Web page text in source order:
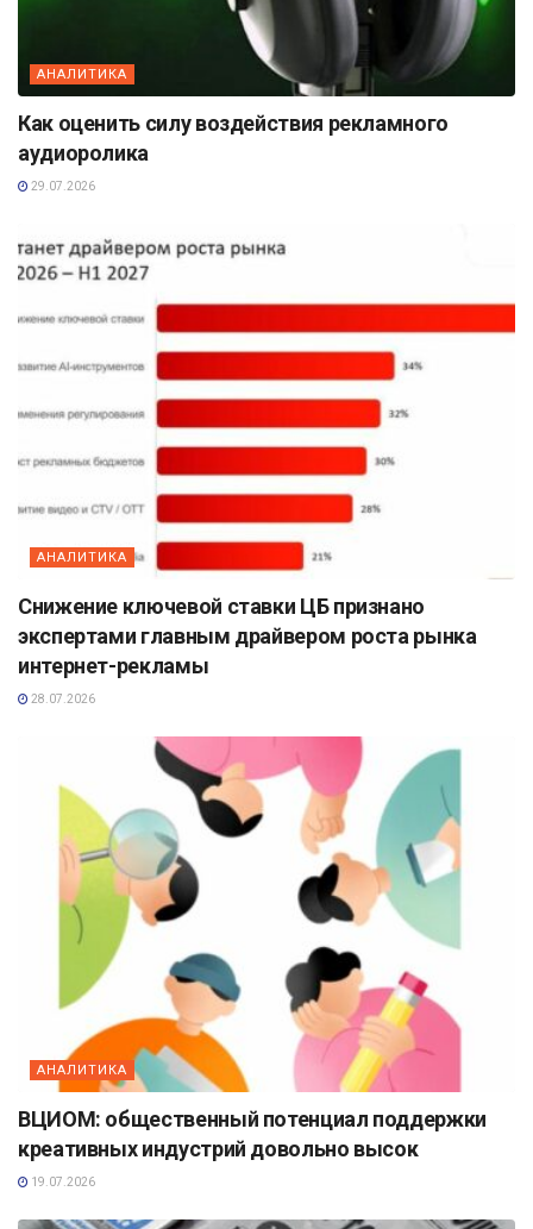
АНАЛИТИКА
Как оценить силу воздействия рекламного
аудиоролика
29.07.2026
АНАЛИТИКА
Снижение ключевой ставки ЦБ признано
экспертами главным драйвером роста рынка
интернет-рекламы
28.07.2026
АНАЛИТИКА
ВЦИОМ: общественный потенциал поддержки
креативных индустрий довольно высок
19.07.2026